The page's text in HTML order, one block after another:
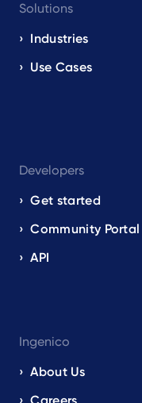
navigation
EN
Solutions
Industries
Use Cases
Developers
Get started
Community Portal
API
Ingenico
About Us